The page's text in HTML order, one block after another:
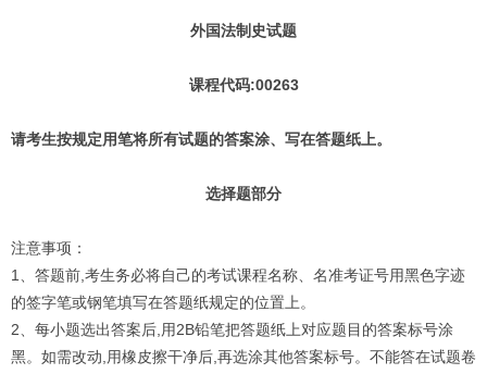
外国法制史试题
课程代码:00263
请考生按规定用笔将所有试题的答案涂、写在答题纸上。
选择题部分
注意事项：
1、答题前,考生务必将自己的考试课程名称、名准考证号用黑色字迹
的签字笔或钢笔填写在答题纸规定的位置上。
2、每小题选出答案后,用2B铅笔把答题纸上对应题目的答案标号涂
黑。如需改动,用橡皮擦干净后,再选涂其他答案标号。不能答在试题卷